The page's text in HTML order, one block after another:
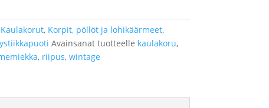
Kaulakorut, Korpit, pöllöt ja lohikäärmeet,
Avainsanat tuotteelle kaulakoru,
, riipus, wintage